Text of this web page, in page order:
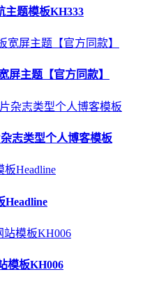
主题模板KH333
屏主题【官方同款】
志类型个人博客模板
Headline
模板KH006